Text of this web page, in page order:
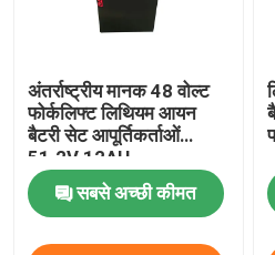
अंतर्राष्ट्रीय मानक 48 वोल्ट
फोर्कलिफ्ट लिथियम आयन
बैटरी सेट आपूर्तिकर्ताओं
51.2V 12AH
सबसे अच्छी कीमत